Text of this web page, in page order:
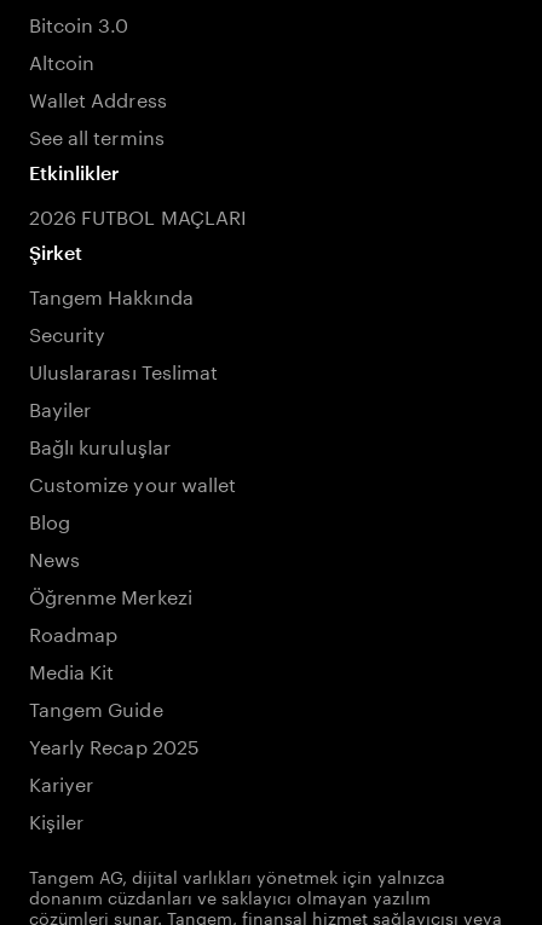
Bitcoin 3.0
Altcoin
Wallet Address
See all termins
Etkinlikler
2026 FUTBOL MAÇLARI
Şirket
Tangem Hakkında
Security
Uluslararası Teslimat
Bayiler
Bağlı kuruluşlar
Customize your wallet
Blog
News
Öğrenme Merkezi
Roadmap
Media Kit
Tangem Guide
Yearly Recap 2025
Kariyer
Kişiler
Tangem AG, dijital varlıkları yönetmek için yalnızca
donanım cüzdanları ve saklayıcı olmayan yazılım
çözümleri sunar. Tangem, finansal hizmet sağlayıcısı veya